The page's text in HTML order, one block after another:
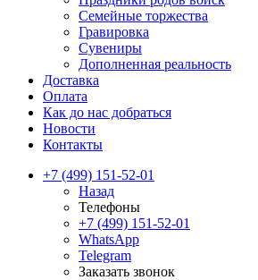
Семейные торжества
Гравировка
Сувениры
Дополненная реальность
Доставка
Оплата
Как до нас добраться
Новости
Контакты
+7 (499) 151-52-01
Назад
Телефоны
+7 (499) 151-52-01
WhatsApp
Telegram
Заказать звонок